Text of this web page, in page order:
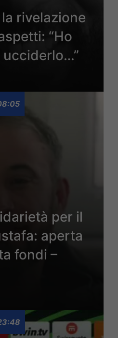
rivelazione
“Ho
per il
aperta
fondi –